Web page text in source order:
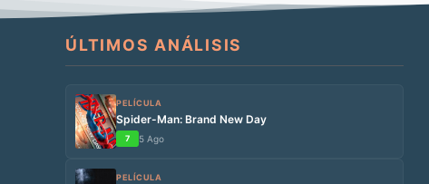
ÚLTIMOS ANÁLISIS
PELÍCULA
Spider-Man: Brand New Day
7 5 Ago
PELÍCULA